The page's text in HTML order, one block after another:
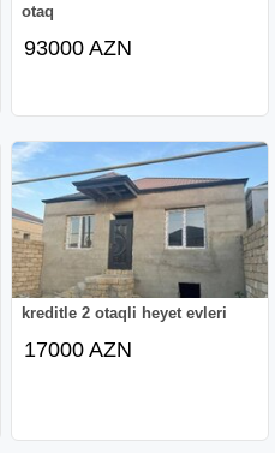
otaq
93000 AZN
kreditle 2 otaqli heyet evleri
17000 AZN